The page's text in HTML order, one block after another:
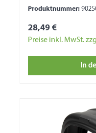
300 mm 1 Seite mit
Bordwandbefestigung
Produktnummer:
28,49 €
Preise inkl. MwSt.
In